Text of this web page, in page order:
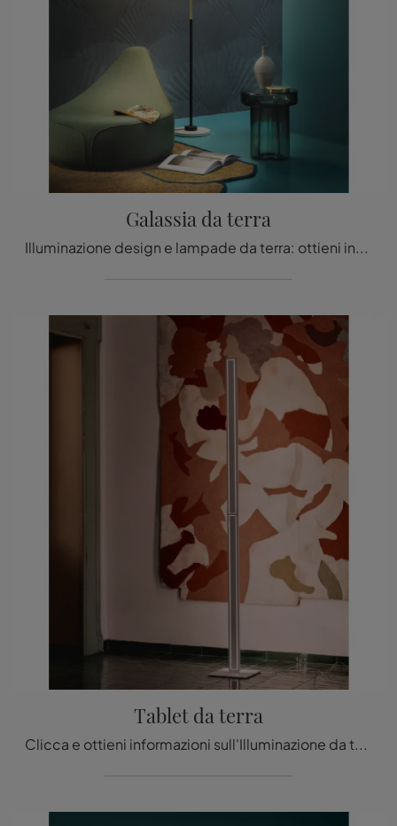
Galassia da terra
Illuminazione design e lampade da terra: ottieni informazioni sulla lampada Galassia da terra in metallo che ti presentiamo.
Tablet da terra
Clicca e ottieni informazioni sull'Illuminazione da terra moderna di Stilnovo: il modello Tablet da terra in metallo ti attende!